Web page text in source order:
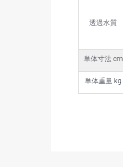
透過水質
単体寸法 cm
単体重量 kg